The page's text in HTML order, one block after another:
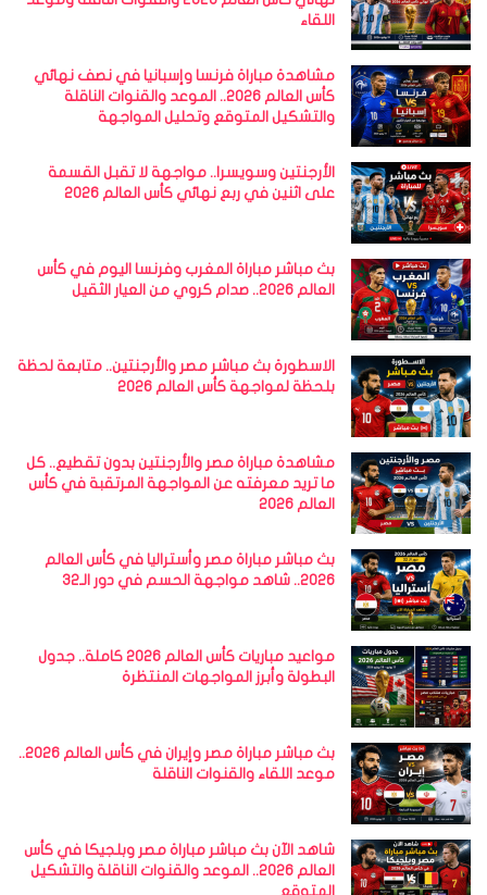
اللقاء
مشاهدة مباراة فرنسا وإسبانيا في نصف نهائي
كأس العالم 2026.. الموعد والقنوات الناقلة
والتشكيل المتوقع وتحليل المواجهة
الأرجنتين وسويسرا.. مواجهة لا تقبل القسمة
على اثنين في ربع نهائي كأس العالم 2026
بث مباشر مباراة المغرب وفرنسا اليوم في كأس
العالم 2026.. صدام كروي من العيار الثقيل
الاسطورة بث مباشر مصر والأرجنتين.. متابعة لحظة
بلحظة لمواجهة كأس العالم 2026
مشاهدة مباراة مصر والأرجنتين بدون تقطيع.. كل
ما تريد معرفته عن المواجهة المرتقبة في كأس
العالم 2026
بث مباشر مباراة مصر وأستراليا في كأس العالم
2026.. شاهد مواجهة الحسم في دور الـ32
مواعيد مباريات كأس العالم 2026 كاملة.. جدول
البطولة وأبرز المواجهات المنتظرة
بث مباشر مباراة مصر وإيران في كأس العالم 2026..
موعد اللقاء والقنوات الناقلة
شاهد الآن بث مباشر مباراة مصر وبلجيكا في كأس
العالم 2026.. الموعد والقنوات الناقلة والتشكيل
المتوقع